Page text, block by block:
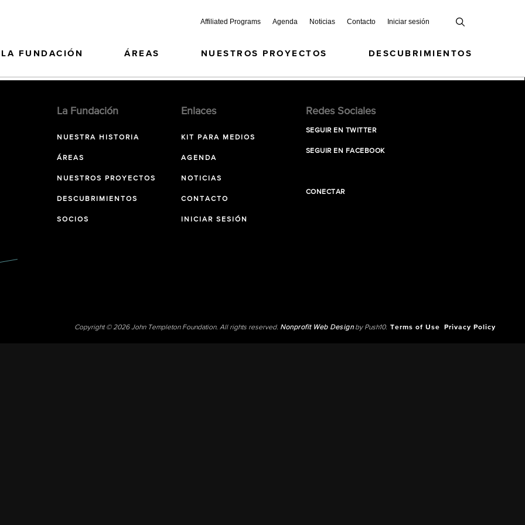
Affiliated Programs Agenda Noticias Contacto Iniciar sesión
LA FUNDACIÓN ÁREAS NUESTROS PROYECTOS DESCUBRIMIENTOS
La Fundación
NUESTRA HISTORIA
ÁREAS
NUESTROS PROYECTOS
DESCUBRIMIENTOS
SOCIOS
Enlaces
KIT PARA MEDIOS
AGENDA
NOTICIAS
CONTACTO
INICIAR SESIÓN
Redes Sociales
SEGUIR EN TWITTER
SEGUIR EN FACEBOOK
CONECTAR
Copyright © 2026 John Templeton Foundation. All rights reserved. Nonprofit Web Designby Push10. Terms of Use Privacy Policy